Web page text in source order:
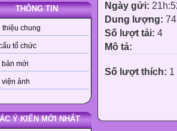
THÔNG TIN
thiệu chung
tổ chức
bản mới
viện ảnh
Ý KIẾN MỚI NHẤT
Ngày gửi:
Dung lượng:
Số lượt tải: 4
Mô tả:
Số lượt thích: 1